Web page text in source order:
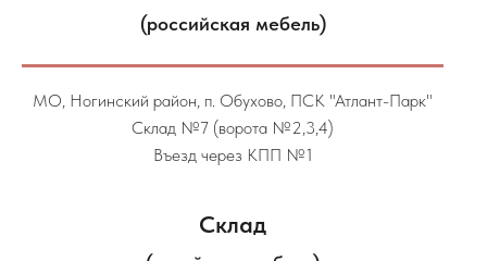
(российская мебель)
МО, Ногинский район, п. Обухово, ПСК "Атлант-Парк"
Склад №7 (ворота №2,3,4)
Въезд через КПП №1
Склад